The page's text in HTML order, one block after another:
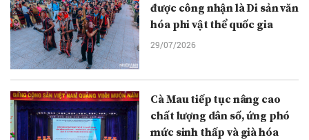
được công nhận là Di sản văn
hóa phi vật thể quốc gia
29/07/2026
Cà Mau tiếp tục nâng cao
chất lượng dân số, ứng phó
mức sinh thấp và già hóa